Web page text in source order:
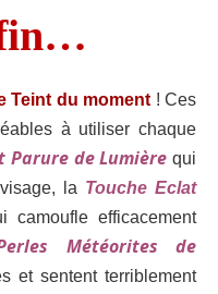
fin…
Teint du moment ! Ces
à utiliser chaque
Parure de Lumière qui
la Touche Eclat
camoufle efficacement
Météorites de
et sentent terriblement